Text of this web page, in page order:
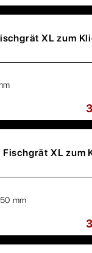
XL zum
Fischgrät XL zum
mm